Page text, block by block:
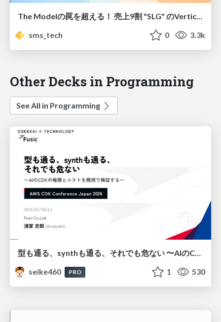
The Modelの罠を超える！ 売上9割 "SLG" のVertical SaaSが挑む PLG × SLG ハイブリッド戦略 #pmconf2025/Defying "The Model": How a Vertical SaaS Integrates PLG into a 90% SLG Motion
sms_tech
0 3.3k
Other Decks in Programming
See All in Programming
seike460
PRO 1 530